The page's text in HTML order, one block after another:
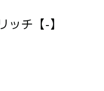
ッチ【-】